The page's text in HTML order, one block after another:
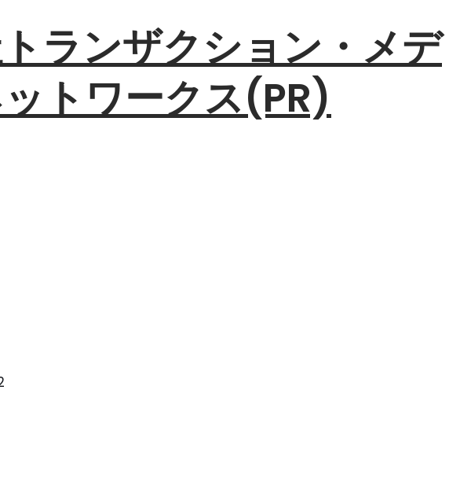
ランザクション・メデ
トワークス(PR)